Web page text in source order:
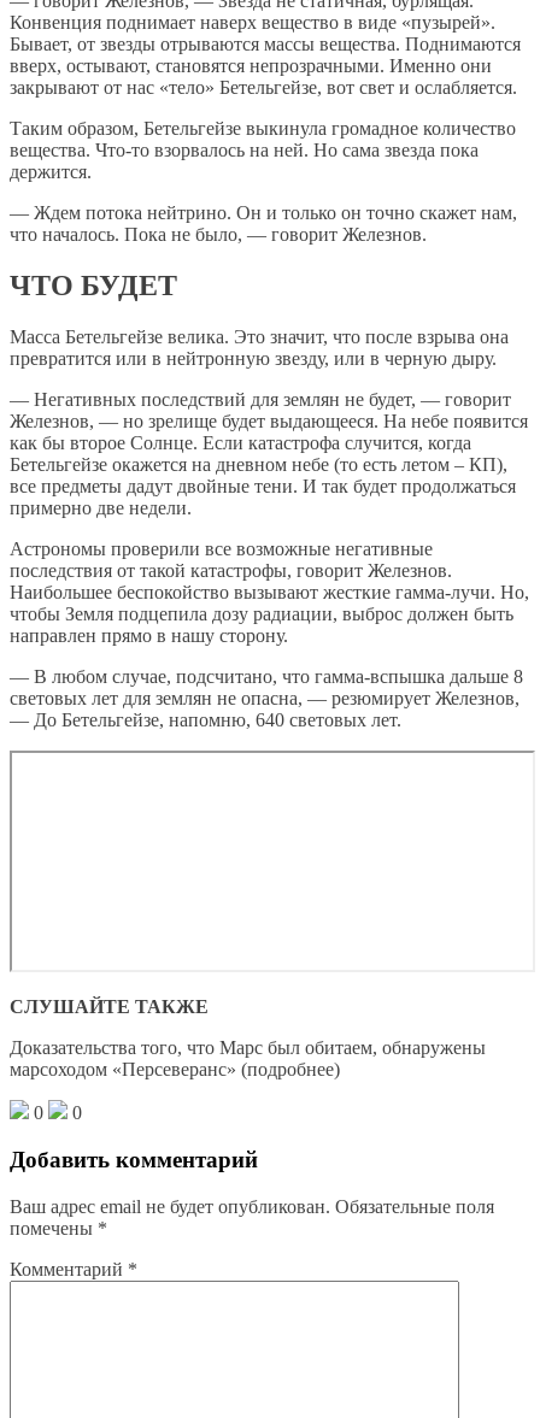
Конвенция поднимает наверх вещество в виде «пузырей».
Бывает, от звезды отрываются массы вещества. Поднимаются
вверх, остывают, становятся непрозрачными. Именно они
закрывают от нас «тело» Бетельгейзе, вот свет и ослабляется.
Таким образом, Бетельгейзе выкинула громадное количество
вещества. Что-то взорвалось на ней. Но сама звезда пока
держится.
— Ждем потока нейтрино. Он и только он точно скажет нам,
что началось. Пока не было, — говорит Железнов.
ЧТО БУДЕТ
Масса Бетельгейзе велика. Это значит, что после взрыва она
превратится или в нейтронную звезду, или в черную дыру.
— Негативных последствий для землян не будет, — говорит
Железнов, — но зрелище будет выдающееся. На небе появится
как бы второе Солнце. Если катастрофа случится, когда
Бетельгейзе окажется на дневном небе (то есть летом – КП),
все предметы дадут двойные тени. И так будет продолжаться
примерно две недели.
Астрономы проверили все возможные негативные
последствия от такой катастрофы, говорит Железнов.
Наибольшее беспокойство вызывают жесткие гамма-лучи. Но,
чтобы Земля подцепила дозу радиации, выброс должен быть
направлен прямо в нашу сторону.
— В любом случае, подсчитано, что гамма-вспышка дальше 8
световых лет для землян не опасна, — резюмирует Железнов,
— До Бетельгейзе, напомню, 640 световых лет.
СЛУШАЙТЕ ТАКЖЕ
Доказательства того, что Марс был обитаем, обнаружены
марсоходом «Персеверанс» (подробнее)
0 0
Добавить комментарий
Ваш адрес email не будет опубликован. Обязательные поля
помечены *
Комментарий *